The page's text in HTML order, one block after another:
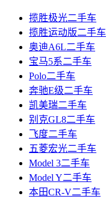
揽胜极光二手车
揽胜运动版二手车
奥迪A6L二手车
宝马5系二手车
Polo二手车
奔驰E级二手车
凯美瑞二手车
别克GL8二手车
飞度二手车
五菱宏光二手车
Model 3二手车
Model Y二手车
本田CR-V二手车